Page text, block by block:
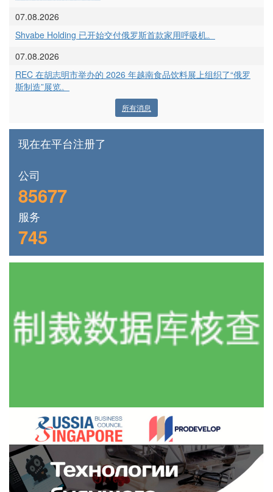
07.08.2026
Shvabe Holding 已开始交付俄罗斯首款家用呼吸机。
07.08.2026
REC 在胡志明市举办的 2026 年越南食品饮料展上组织了“俄罗
斯制造”展览。
所有消息
现在在平台注册了
公司
85677
服务
745